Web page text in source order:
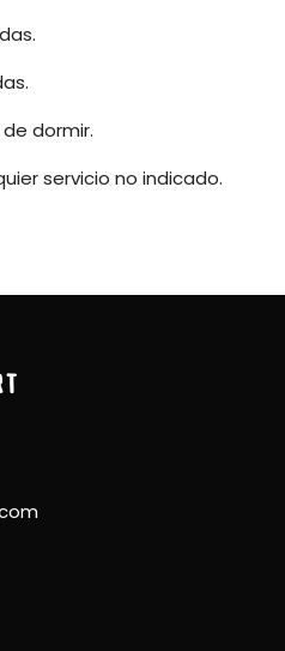
dormir.
servicio no indicado.